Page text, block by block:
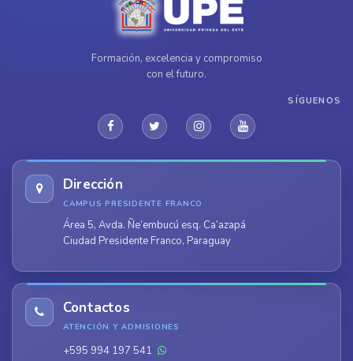
Formación, excelencia y compromiso
con el futuro.
SÍGUENOS
Dirección
CAMPUS PRESIDENTE FRANCO
Área 5, Avda. Ñe’embucú esq. Ca’azapá
Ciudad Presidente Franco, Paraguay
Contactos
ATENCIÓN Y ADMISIONES
+595 994 197 541